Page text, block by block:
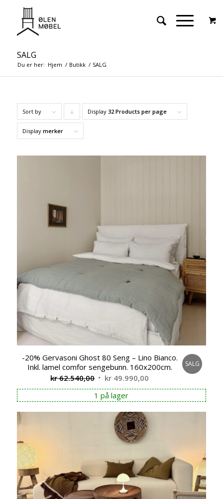
SALG
Du er her: Hjem / Butikk / SALG
Sort by Click
products
Display 32 Products per page
Display merker
-20% Gervasoni Ghost 80 Seng – Lino Bianco.
Inkl. lamel comfor sengebunn. 160x200cm.
kr62.540,00 Opprinnelig
pris
var:
kr 62.540,00.
kr 49.990,00 Nåværende
pris
er:
kr 49.990,00.
SALG
1 på lager